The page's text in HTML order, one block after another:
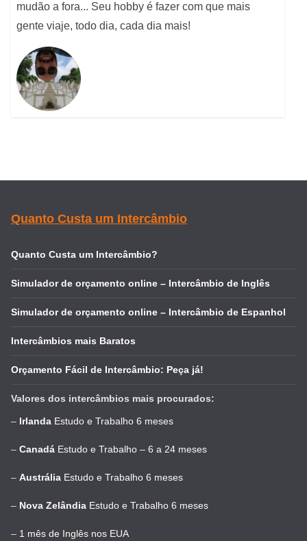
mudão a fora... Seu hobby é fazer com que mais
gente viaje, todo dia, cada dia mais!
Quanto Custa um Intercâmbio
Quanto Custa um Intercâmbio?
Simulador de orçamento online – Intercâmbio de Inglês
Simulador de orçamento online – Intercâmbio de Espanhol
Intercâmbios mais Baratos
Orçamento Fácil de Intercâmbio: Peça já!
Valores dos intercâmbios mais procurados:
– Irlanda Estudo e Trabalho 6 meses
– Canadá Estudo e Trabalho – 6 a 24 meses
– Austrália Estudo e Trabalho 6 meses
– Nova Zelândia Estudo e Trabalho 6 meses
– 1 mês de Inglês nos EUA